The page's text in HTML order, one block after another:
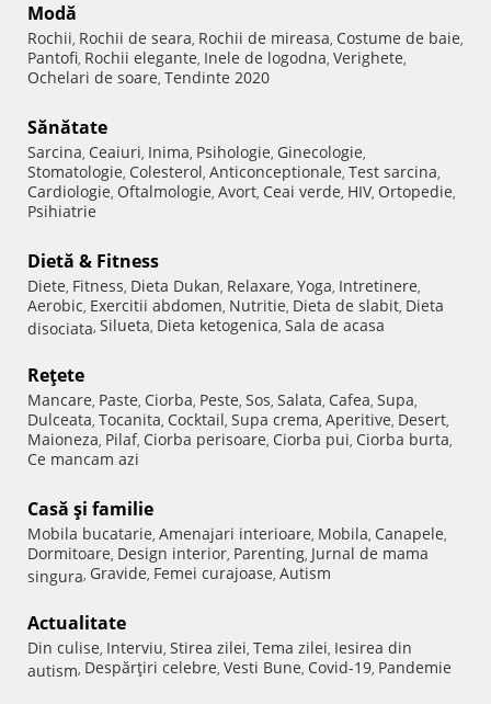
Modă
Rochii, Rochii de seara, Rochii de mireasa, Costume de baie,
Pantofi, Rochii elegante, Inele de logodna, Verighete,
Ochelari de soare, Tendinte 2020
Sănătate
Sarcina, Ceaiuri, Inima, Psihologie, Ginecologie,
Stomatologie, Colesterol, Anticonceptionale, Test sarcina,
Cardiologie, Oftalmologie, Avort, Ceai verde, HIV, Ortopedie,
Psihiatrie
Dietă & Fitness
Diete, Fitness, Dieta Dukan, Relaxare, Yoga, Intretinere,
Aerobic, Exercitii abdomen, Nutritie, Dieta de slabit, Dieta
disociata, Silueta, Dieta ketogenica, Sala de acasa
Reţete
Mancare, Paste, Ciorba, Peste, Sos, Salata, Cafea, Supa,
Dulceata, Tocanita, Cocktail, Supa crema, Aperitive, Desert,
Maioneza, Pilaf, Ciorba perisoare, Ciorba pui, Ciorba burta,
Ce mancam azi
Casă şi familie
Mobila bucatarie, Amenajari interioare, Mobila, Canapele,
Dormitoare, Design interior, Parenting, Jurnal de mama
singura, Gravide, Femei curajoase, Autism
Actualitate
Din culise, Interviu, Stirea zilei, Tema zilei, Iesirea din
autism, Despărţiri celebre, Vesti Bune, Covid-19, Pandemie